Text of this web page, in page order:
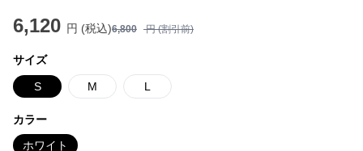
6,120 円 (税込)6,800 円 (割引前)
サイズ
S M L
カラー
ホワイト